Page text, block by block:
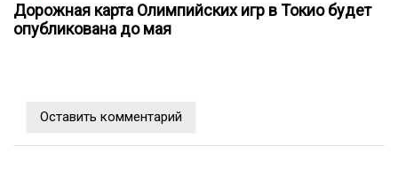
Дорожная карта Олимпийских игр в Токио будет
опубликована до мая
Оставить комментарий